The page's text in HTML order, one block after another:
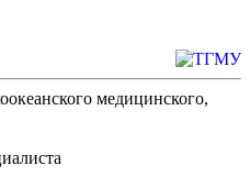
медицинского,